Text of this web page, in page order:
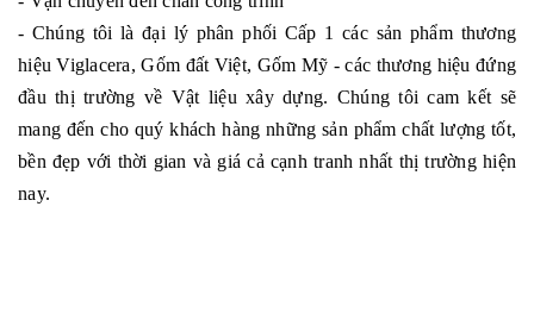
- Chúng tôi là đại lý phân phối Cấp 1 các sản phẩm thương
hiệu Viglacera, Gốm đất Việt, Gốm Mỹ - các thương hiệu đứng
đầu thị trường về Vật liệu xây dựng. Chúng tôi cam kết sẽ
mang đến cho quý khách hàng những sản phẩm chất lượng tốt,
bền đẹp với thời gian và giá cả cạnh tranh nhất thị trường hiện
nay.